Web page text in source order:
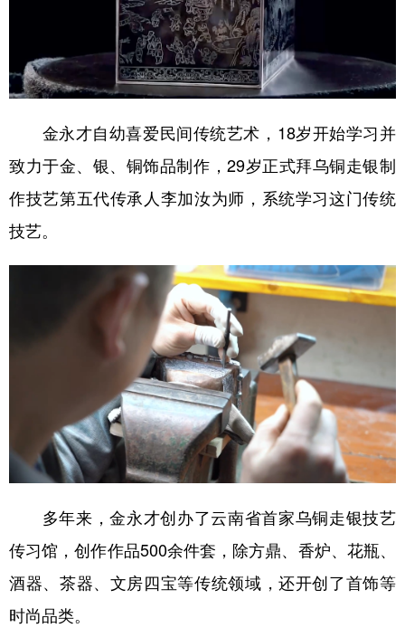
金永才自幼喜爱民间传统艺术，18岁开始学习并
致力于金、银、铜饰品制作，29岁正式拜乌铜走银制
作技艺第五代传承人李加汝为师，系统学习这门传统
技艺。
多年来，金永才创办了云南省首家乌铜走银技艺
传习馆，创作作品500余件套，除方鼎、香炉、花瓶、
酒器、茶器、文房四宝等传统领域，还开创了首饰等
时尚品类。